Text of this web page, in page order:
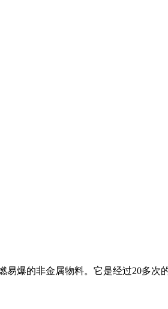
爆的非金属物料。它是经过20多次